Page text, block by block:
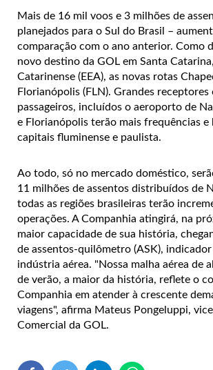
Mais de 16 mil voos e 3 milhões de
planejados para o Sul do Brasil –
comparação com o ano anterior. Como
novo destino da GOL em Santa
Catarinense (EEA), as novas rotas
Florianópolis (FLN). Grandes receptores
passageiros, incluídos o aeroporto de
e Florianópolis terão mais frequências e
capitais fluminense e paulista.
Ao todo, só no mercado doméstico,
11 milhões de assentos distribuídos de
todas as regiões brasileiras terão
operações. A Companhia atingirá, na
maior capacidade de sua história,
de assentos-quilômetro (ASK),
indústria aérea. "Nossa malha aérea de
de verão, a maior da história, reflete o
Companhia em atender à crescente
viagens", afirma Mateus Pongeluppi,
Comercial da GOL.